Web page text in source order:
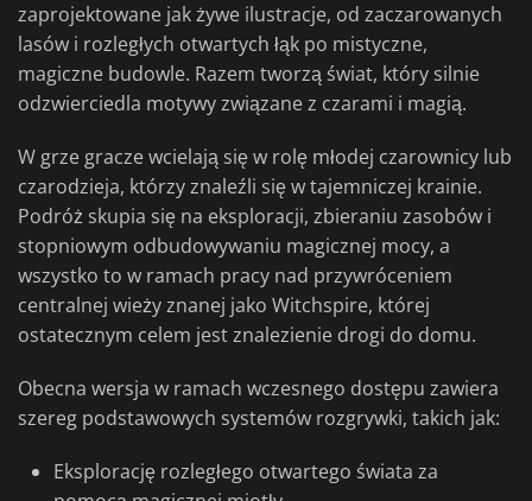
zaprojektowane jak żywe ilustracje, od zaczarowanych
lasów i rozległych otwartych łąk po mistyczne,
magiczne budowle. Razem tworzą świat, który silnie
odzwierciedla motywy związane z czarami i magią.
W grze gracze wcielają się w rolę młodej czarownicy lub
czarodzieja, którzy znaleźli się w tajemniczej krainie.
Podróż skupia się na eksploracji, zbieraniu zasobów i
stopniowym odbudowywaniu magicznej mocy, a
wszystko to w ramach pracy nad przywróceniem
centralnej wieży znanej jako Witchspire, której
ostatecznym celem jest znalezienie drogi do domu.
Obecna wersja w ramach wczesnego dostępu zawiera
szereg podstawowych systemów rozgrywki, takich jak:
Eksplorację rozległego otwartego świata za